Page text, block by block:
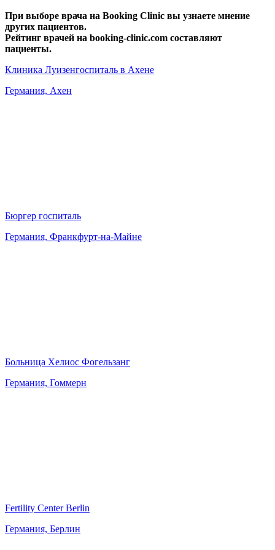
При выборе врача на Booking Clinic вы узнаете мнение
других пациентов.
Рейтинг врачей на booking-clinic.com составляют
пациенты.
Клиника Луизенгоспиталь в Ахене
Германия, Ахен
Бюргер госпиталь
Германия, Франкфурт-на-Майне
Больница Хелиос Фогельзанг
Германия, Гоммерн
Fertility Center Berlin
Германия, Берлин